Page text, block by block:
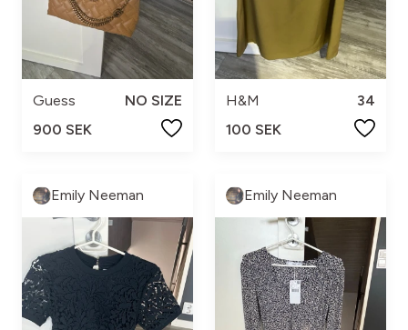
Guess
NO SIZE
900 SEK
H&M
34
100 SEK
Emily Neeman Emily Neeman